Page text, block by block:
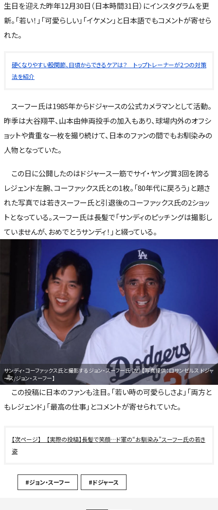
生日を迎えた昨年12月30日（日本時間31日）にインスタグラムを更
新。「若い！」「可愛らしい」「イケメン」と日本語でもコメントが寄せら
れた。
硬くなりやすい股関節、日頃からできるケアは？ トップトレーナーが2つの対策
法を紹介
スーフー氏は1985年からドジャースの公式カメラマンとして活動。
昨季は大谷翔平、山本由伸両投手の加入もあり、球場内外のオフシ
ョットや貴重な一枚を撮り続けて、日本のファンの間でもお馴染みの
人物となっていた。
この日に公開したのはドジャース一筋でサイ・ヤング賞3回を誇る
レジェンド左腕、コーファックス氏との1枚。「80年代に戻ろう」と題さ
れた写真では若きスーフー氏と引退後のコーファックス氏の2ショッ
トとなっている。スーフー氏は長髪で「サンディのピッチングは撮影し
ていませんが、おめでとうサンディ！」と綴っている。
サンディ・コーファックス氏と撮影するジョン・スーフー氏（左）【写真提供：ロサンゼルス ドジャ
ース/ジョン・スーフー】
この投稿に日本のファンも注目。「若い時の可愛らしさよ」「両方と
もレジェンド」「最高の仕事」とコメントが寄せられていた。
【実際の投稿】長髪で笑顔…ド軍の“お馴染み”スーフー氏の若き
姿
#ジョン・スーフー #ドジャース